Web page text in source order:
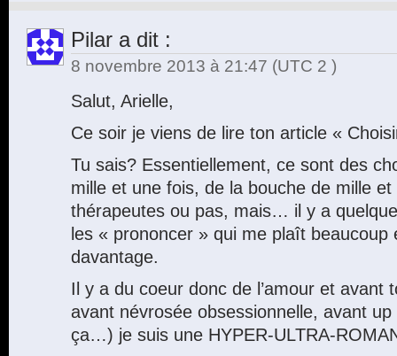
Pilar a dit :
8 novembre 2013 à 21:47 (UTC 2 )
Salut, Arielle,
Ce soir je viens de lire ton article «
Tu sais? Essentiellement, ce sont des
mille et une fois, de la bouche de mille
thérapeutes ou pas, mais… il y a
les « prononcer » qui me plaît beaucoup
davantage.
Il y a du coeur donc de l’amour et avant
avant névrosée obsessionnelle, avant
ça…) je suis une HYPER-ULTRA-